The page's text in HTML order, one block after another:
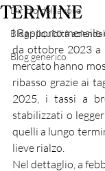
Diritto del lavoro
Blog - liquidità
Blog generico
TERMINE
l Rapporto mensile
da ottobre 2023 a
mercato hanno
ribasso grazie ai
2025, i tassi a
stabilizzati o
quelli a lungo
lieve rialzo.
Nel dettaglio, a